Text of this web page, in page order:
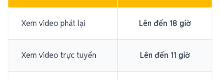
Xem video phát lại Lên đến 18 giờ
Xem video trực tuyến Lên đến 11 giờ